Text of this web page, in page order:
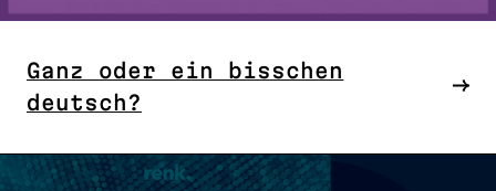
Ganz oder ein bisschen
deutsch?